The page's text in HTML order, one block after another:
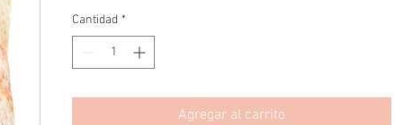
Cantidad *
Agregar al carrito